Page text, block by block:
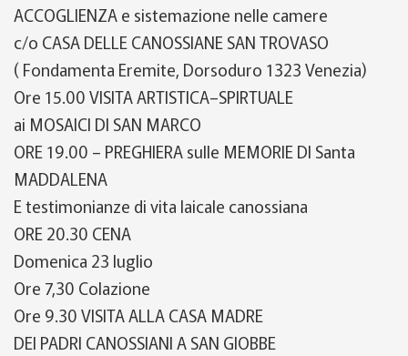
ACCOGLIENZAe sistemazione nelle camere
c/o CASA DELLE CANOSSIANE SAN TROVASO
(Fondamenta Eremite, Dorsoduro 1323Venezia)
Ore 15.00VISITAARTISTICA–SPIRTUALE
ai MOSAICI DI SAN MARCO
ORE 19.00 – PREGHIERA sulle MEMORIE DI Santa
MADDALENA
Etestimonianze di vita laicale canossiana
ORE 20.30 CENA
Domenica 23 luglio
Ore 7,30 Colazione
Ore 9.30VISITA ALLA CASA MADRE
DEI PADRI CANOSSIANIA SAN GIOBBE